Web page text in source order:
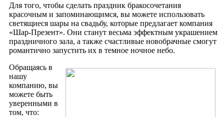
Для того, чтобы сделать праздник бракосочетания
красочным и запоминающимся, вы можете использовать
светящиеся шары на свадьбу, которые предлагает компания
«Шар-Презент». Они станут весьма эффектным украшением
праздничного зала, а также счастливые новобрачные смогут
романтично запустить их в темное ночное небо.
Обращаясь в
нашу
компанию, вы
можете быть
уверенными в
том, что: